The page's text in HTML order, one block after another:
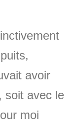
avoir
soit avec le
moi